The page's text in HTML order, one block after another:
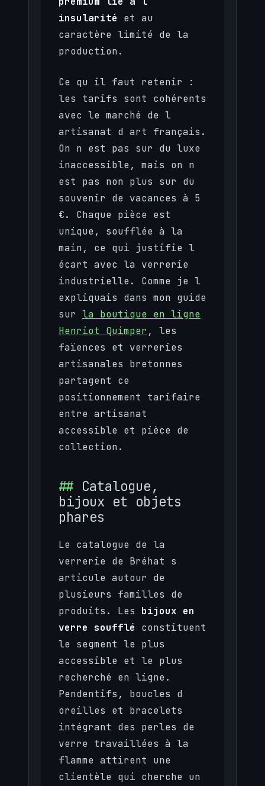
insularité et au
caractère limité de la
production.
Ce qu il faut retenir :
les tarifs sont cohérents
avec le marché de l
artisanat d art français.
On n est pas sur du luxe
inaccessible, mais on n
est pas non plus sur du
souvenir de vacances à 5
€. Chaque pièce est
unique, soufflée à la
main, ce qui justifie l
écart avec la verrerie
industrielle. Comme je l
expliquais dans mon guide
sur la boutique en ligne
Henriot Quimper , les
faïences et verreries
artisanales bretonnes
partagent ce
positionnement tarifaire
entre artisanat
accessible et pièce de
collection.
Catalogue,
bijoux et objets
phares
Le catalogue de la
verrerie de Bréhat s
articule autour de
plusieurs familles de
produits. Les bijoux en
verre soufflé constituent
le segment le plus
accessible et le plus
recherché en ligne.
Pendentifs, boucles d
oreilles et bracelets
intégrant des perles de
verre travaillées à la
flamme attirent une
clientèle qui cherche un